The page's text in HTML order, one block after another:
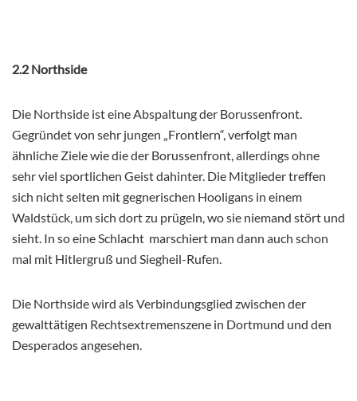
2.2 Northside
Die Northside ist eine Abspaltung der Borussenfront.
Gegründet von sehr jungen „Frontlern“, verfolgt man
ähnliche Ziele wie die der Borussenfront, allerdings ohne
sehr viel sportlichen Geist dahinter. Die Mitglieder treffen
sich nicht selten mit gegnerischen Hooligans in einem
Waldstück, um sich dort zu prügeln, wo sie niemand stört und
sieht. In so eine Schlacht marschiert man dann auch schon
mal mit Hitlergruß und Siegheil-Rufen.
Die Northside wird als Verbindungsglied zwischen der
gewalttätigen Rechtsextremenszene in Dortmund und den
Desperados angesehen.